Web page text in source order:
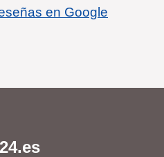
en Google